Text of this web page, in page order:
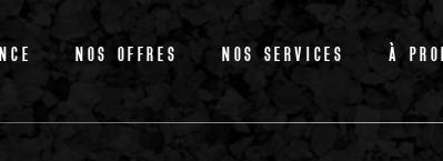
NOS OFFRES NOS SERVICES À